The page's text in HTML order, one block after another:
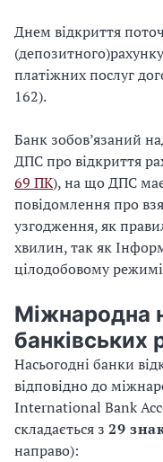
Днем відкриття
платіжних послуг
162).
Банк зобов’язаний
ДПС про відкриття
69 ПК), на що ДПС
повідомлення про
узгодження, як
хвилин, так як
цілодобовому
Міжнародна
банківських
Насьогодні банки
відповідно до
International Bank
складається з 29
направо):